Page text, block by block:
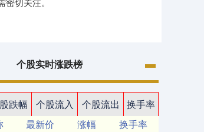
个股实时涨跌榜
跌幅 个股流入 个股流出
换手率
最新价 涨幅
换手率